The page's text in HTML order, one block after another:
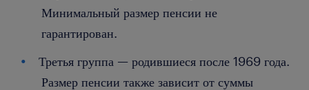
Минимальный размер пенсии не
гарантирован.
Третья группа — родившиеся после 1969 года.
Размер пенсии также зависит от суммы